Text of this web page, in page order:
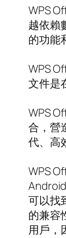
WPS
越依賴
的功能
WPS
文件是
WPS
合，營
代、高
WPS
可以找
的兼容
用戶，